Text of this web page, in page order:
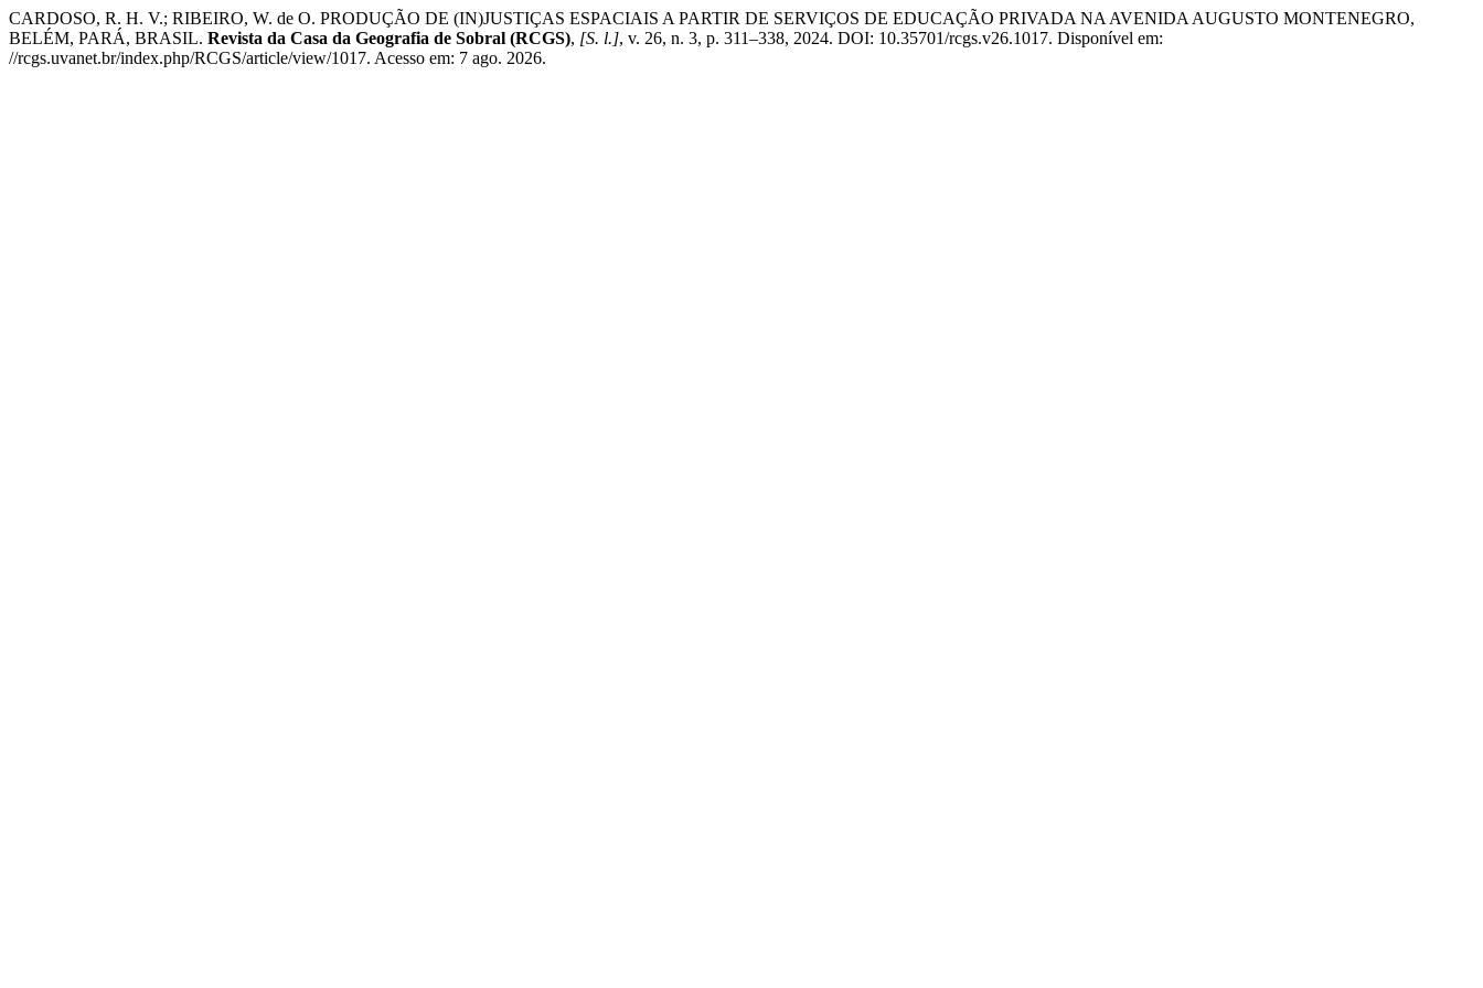
CARDOSO, R. H. V.; RIBEIRO, W. de O. PRODUÇÃO DE (IN)JUSTIÇAS ESPACIAIS A PARTIR DE SERVIÇOS DE EDUCAÇÃO PRIVADA NA AVENIDA AUGUSTO MONTENEGRO,
BELÉM, PARÁ, BRASIL. Revista da Casa da Geografia de Sobral (RCGS), [S. l.], v. 26, n. 3, p. 311–338, 2024. DOI: 10.35701/rcgs.v26.1017. Disponível em:
//rcgs.uvanet.br/index.php/RCGS/article/view/1017. Acesso em: 7 ago. 2026.